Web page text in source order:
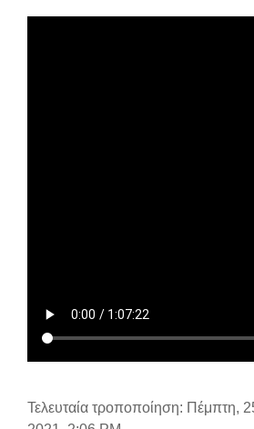
Τελευταία τροποποίηση: Πέμπτη,